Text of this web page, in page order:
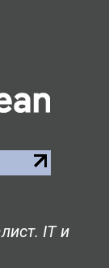
IT и